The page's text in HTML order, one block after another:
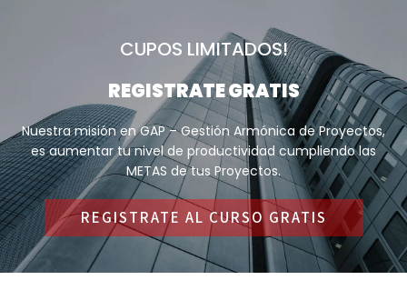
CUPOS LIMITADOS!
REGISTRATE GRATIS
Nuestra misión en GAP – Gestión Armónica de Proyectos,
es aumentar tu nivel de productividad cumpliendo las
METAS de tus Proyectos.
REGISTRATE AL CURSO GRATIS